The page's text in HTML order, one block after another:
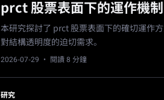
prct 股票表面下的運作機制
本研究探討了 prct 股票表面下的確切運作
對結構透明度的迫切需求。
2026-07-29 · 閱讀 8 分鐘
研究